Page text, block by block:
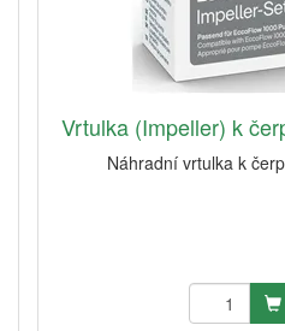
Vrtulka (Impeller) k
Náhradní vrtulka k